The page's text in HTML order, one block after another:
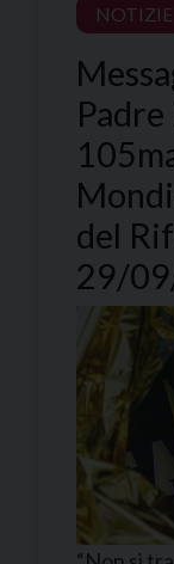
NOTIZIE
Padre
del
29/